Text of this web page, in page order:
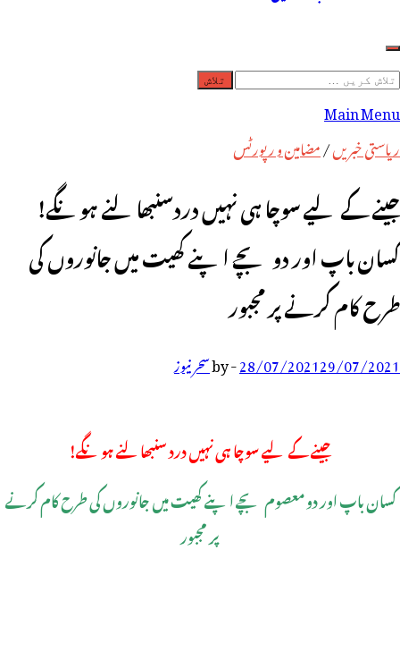
تلاش
کریں
برائے:
Main Menu
ریاستی خبریں/مضامین و رپورٹس
جینے کے لیے سوچا ہی نہیں دردسنبھالنے ہونگے!
کسان باپ اور دو بچے اپنے کھیت میں جانوروں کی
طرح کام کرنے پر مجبور
28/07/202129/07/2021
-
byسحر نیوز
جینے کے لیے سوچا ہی نہیں درد سنبھالنے ہونگے!
کسان باپ اور دو معصوم بچے اپنے کھیت میں جانوروں کی طرح کام کرنے
پر مجبور